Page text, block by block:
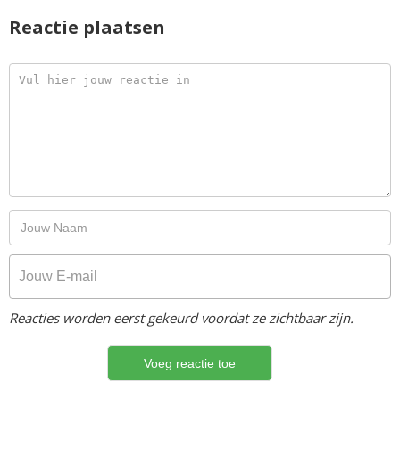
Reactie plaatsen
Reacties worden eerst gekeurd voordat ze zichtbaar zijn.